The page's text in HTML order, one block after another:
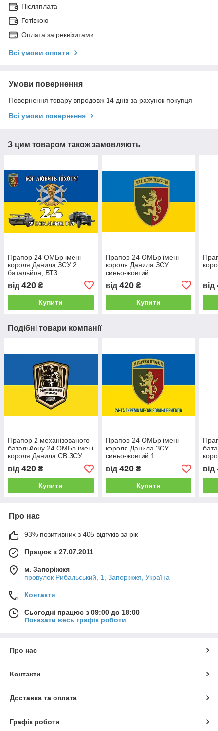
Післяплата
Готівкою
Оплата за реквізитами
Всі умови оплати
Умови повернення
Повернення товару впродовж 14 днів за рахунок покупця
Всі умови повернення
З цим товаром також замовляють
Прапор 24 ОМБр імені
короля Данила ЗСУ 2
батальйон, ВТЗ
від 420 ₴
Купити
Прапор 24 ОМБр імені
короля Данила ЗСУ
синьо-жовтий
від 420₴
Купити
від
Подібні товари компанії
Прапор 2 механізованого
батальйону 24 ОМБр імені
короля Данила СВ ЗСУ
синьо-жовтий
від 420 ₴
Купити
Прапор 24 ОМБр імені
короля Данила ЗСУ
синьо-жовтий 1
від 420₴
Купити
від
Про нас
93% позитивних з 405 відгуків за рік
Працює з 27.07.2011
м. Запоріжжя
провулок Рибальський, 1, Запоріжжя, Україна
Контакти
Сьогодні працює з 09:00 до 18:00
Показати весь графік роботи
Про нас
Контакти
Доставка та оплата
Графік роботи